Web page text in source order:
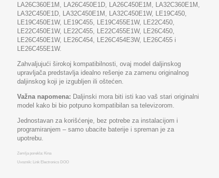
LA26C360E1M, LA26C450E1D, LA26C450E1M, LA32C360E1M,
LA32C450E1D, LA32C450E1M, LA32C450E1W, LE19C450,
LE19C450E1W, LE19C455, LE19C455E1W, LE22C450,
LE22C450E1W, LE22C455, LE22C455E1W, LE26C450,
LE26C450E1W, LE26C454, LE26C454E3W, LE26C455 i
LE26C455E1W.
Zahvaljujući širokoj kompatibilnosti, ovaj model daljinskog
upravljača predstavlja idealno rešenje za zamenu originalnog
daljinskog koji je izgubljen ili oštećen.
Važna napomena: Daljinski mora biti isti kao vaš stari originalni
model kako bi bio potpuno kompatibilan sa televizorom.
Jednostavan za korišćenje, bez potrebe za instalacijom i
programiranjem – samo ubacite baterije i spreman je za
upotrebu.
Zemlja porekla: Kina
Uvoznik: Link Electronics DOO